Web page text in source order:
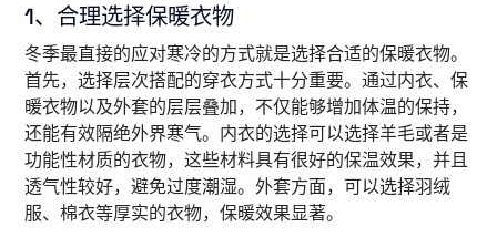
1、合理选择保暖衣物
冬季最直接的应对寒冷的方式就是选择合适的保暖衣物。
首先，选择层次搭配的穿衣方式十分重要。通过内衣、保
暖衣物以及外套的层层叠加，不仅能够增加体温的保持，
还能有效隔绝外界寒气。内衣的选择可以选择羊毛或者是
功能性材质的衣物，这些材料具有很好的保温效果，并且
透气性较好，避免过度潮湿。外套方面，可以选择羽绒
服、棉衣等厚实的衣物，保暖效果显著。